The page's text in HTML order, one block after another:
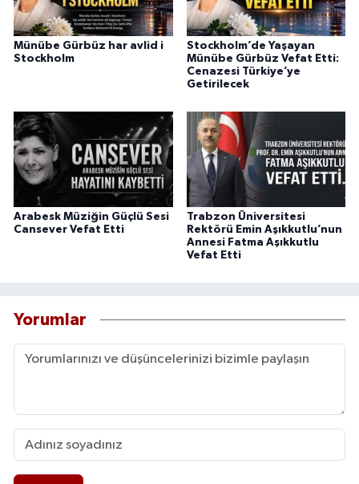
Münübe Gürbüz har avlid i
Stockholm
Stockholm’de Yaşayan
Münübe Gürbüz Vefat Etti:
Cenazesi Türkiye’ye
Getirilecek
Arabesk Müziğin Güçlü Sesi
Cansever Vefat Etti
Trabzon Üniversitesi
Rektörü Emin Aşıkkutlu’nun
Annesi Fatma Aşıkkutlu
Vefat Etti
Yorumlar